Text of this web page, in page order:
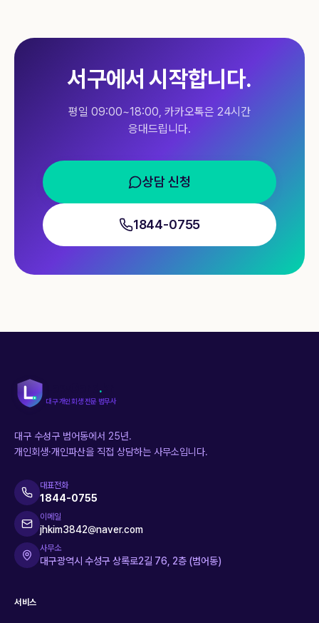
서구에서 시작합니다.
평일 09:00~18:00, 카카오톡은 24시간
응대드립니다.
상담 신청
1844-0755
.
대구 개인회생 전문 법무사
대구 수성구 범어동에서 25년.
개인회생·개인파산을 직접 상담하는 사무소입니다.
대표전화
1844-0755
이메일
jhkim3842@naver.com
사무소
대구광역시 수성구 상록로2길 76, 2층 (범어동)
서비스